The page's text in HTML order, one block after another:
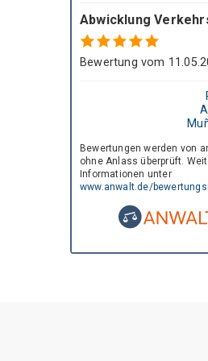
Ñ
O
Abwicklung
Bewertung vom
Bewertungen werden von
ohne Anlass überprüft.
Informationen unter
www.anwalt.de/